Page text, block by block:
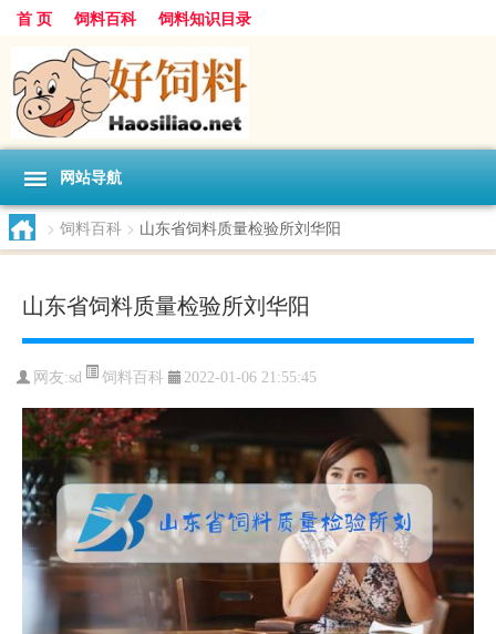
首 页 饲料百科 饲料知识目录
网站导航
> 饲料百科 > 山东省饲料质量检验所刘华阳
山东省饲料质量检验所刘华阳
网友:sd 饲料百科 2022-01-06 21:55:45